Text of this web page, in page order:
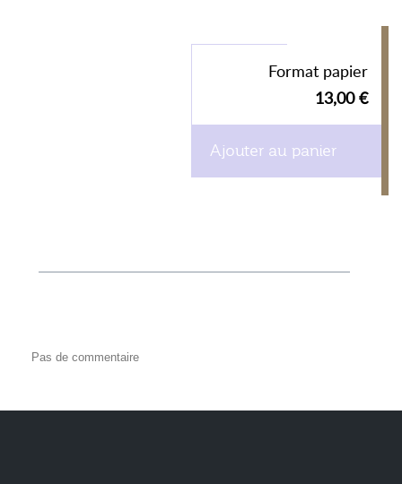
Format papier
13,00 €
Ajouter au panier
Pas de commentaire